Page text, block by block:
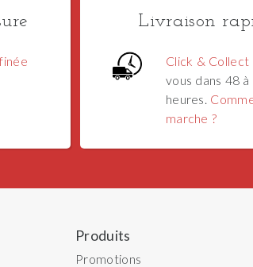
Livraison
Click & Collect
vous dans 48 à
heures.
marche ?
Produits
Promotions